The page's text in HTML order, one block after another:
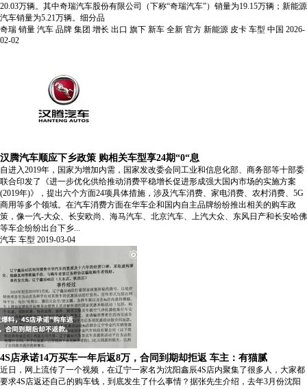
20.03万辆。其中奇瑞汽车股份有限公司（下称“奇瑞汽车”）销量为19.15万辆；新能源
汽车销量为5.21万辆。细分品
奇瑞 销量 汽车 品牌 集团 增长 出口 旗下 新车 全新 官方 新能源 皮卡 车型 中国 2026-
02-02
汉腾汽车顺应下乡政策 购相关车型享24期“0“息
自进入2019年，国家为增加内需，国家发改委会同工业和信息化部、商务部等十部委
联合印发了《进一步优化供给推动消费平稳增长促进形成强大国内市场的实施方案
(2019年)》，提出六个方面24项具体措施，涉及汽车消费、家电消费、农村消费、5G
商用等多个领域。在汽车消费方面在华车企和国内自主品牌纷纷推出相关的购车政
策，像一汽-大众、长安欧尚、海马汽车、北京汽车、上汽大众、东风日产和长安哈佛
等车企纷纷出台下乡...
汽车 车型 2019-03-04
4S店承诺14万买车一年后返8万，合同到期却拒返 车主：有猫腻
近日，网上流传了一个视频，在辽宁一家名为沈阳鑫辰4S店内聚集了很多人，大家都
要求4S店返还自己的购车钱，到底发生了什么事情？据张先生介绍，去年3月份沈阳